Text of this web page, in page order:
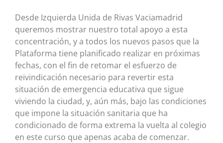
Desde Izquierda Unida de Rivas Vaciamadrid
queremos mostrar nuestro total apoyo a esta
concentración, y a todos los nuevos pasos que la
Plataforma tiene planificado realizar en próximas
fechas, con el fin de retomar el esfuerzo de
reivindicación necesario para revertir esta
situación de emergencia educativa que sigue
viviendo la ciudad, y, aún más, bajo las condiciones
que impone la situación sanitaria que ha
condicionado de forma extrema la vuelta al colegio
en este curso que apenas acaba de comenzar.